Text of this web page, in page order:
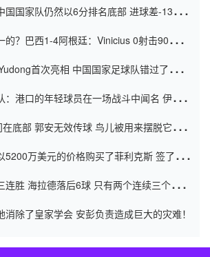
国家队仍然以6分排名底部 进球差-13令人
？巴西1-4阿根廷：Vinicius 0射击90分钟
首次亮相 中国国家足球队错过了世界
港口的年轻球员在一场战斗中闻名 伊万放
底部 郭安无效传球 鸟儿被用来摆脱它
5200万美元的价格购买了菲利克斯 签了7年
胜 海拉德落后6球 只有两个连续三个连续
除了皇家学会 安彭负责造成巨大的灾难！